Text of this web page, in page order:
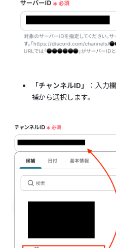
「チャンネルID」
：入力
補から選択します。